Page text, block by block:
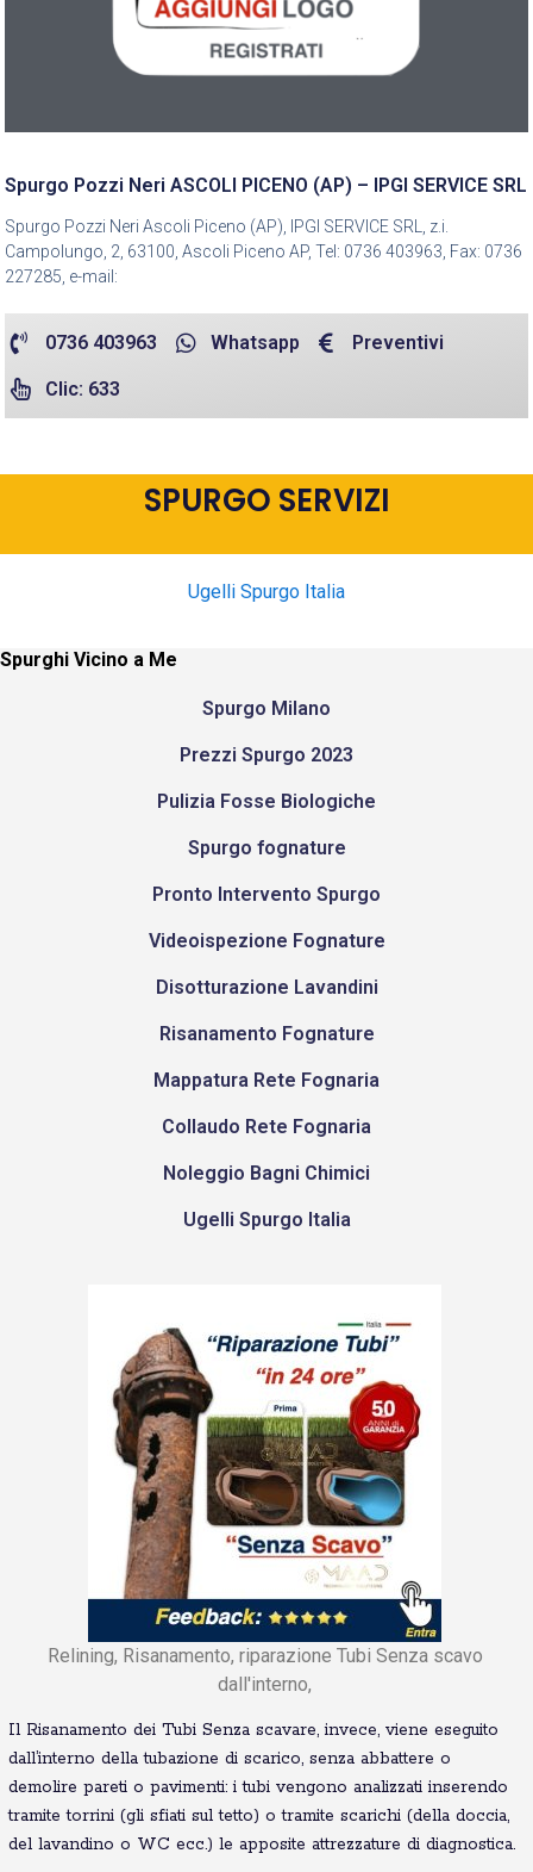
Spurgo Pozzi Neri ASCOLI PICENO (AP) – IPGI SERVICE SRL
Spurgo Pozzi Neri Ascoli Piceno (AP), IPGI SERVICE SRL, z.i.
Campolungo, 2, 63100, Ascoli Piceno AP, Tel: 0736 403963, Fax: 0736
227285, e-mail:
0736 403963 Whatsapp Preventivi
Clic: 633
SPURGO SERVIZI
Ugelli Spurgo Italia
Spurghi Vicino a Me
Spurgo Milano
Prezzi Spurgo 2023
Pulizia Fosse Biologiche
Spurgo fognature
Pronto Intervento Spurgo
Videoispezione Fognature
Disotturazione Lavandini
Risanamento Fognature
Mappatura Rete Fognaria
Collaudo Rete Fognaria
Noleggio Bagni Chimici
Ugelli Spurgo Italia
Relining, Risanamento, riparazione Tubi Senza scavo
dall'interno,
Il Risanamento dei Tubi Senza scavare, invece, viene eseguito
dall’interno della tubazione di scarico, senza abbattere o
demolire pareti o pavimenti: i tubi vengono analizzati inserendo
tramite torrini (gli sfiati sul tetto) o tramite scarichi (della doccia,
del lavandino o WC ecc.) le apposite attrezzature di diagnostica.